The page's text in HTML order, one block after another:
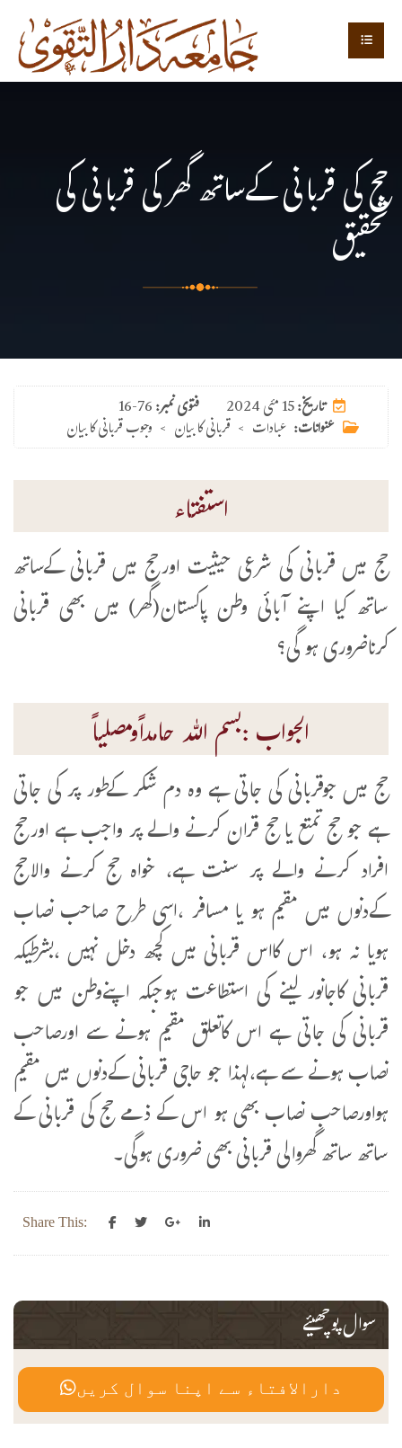
حج کی قربانی کےساتھ گھر کی قربانی کی
تحقیق
فتوی نمبر:16-76 تاریخ:15 مئی 2024
عنوانات: عبادات > قربانی کا بیان > وجوب قربانی کا بیان
استفتاء
حج میں قربانی کی شرعی حیثیت اورحج میں قربانی کےساتھ
ساتھ کیا اپنے آبائی وطن پاکستان(گھر) میں بھی قربانی
کرناضروری ہو گی؟
الجواب :بسم اللہ حامداًومصلیاً
حج میں جوقربانی کی جاتی ہے وہ دم شکر کےطور پر کی جاتی
ہے جو حج تمتع یا حج قران کرنے والے پر واجب ہے اورحج
افراد کرنے والے پر سنت ہے، خواہ حج کرنے والاحج
کےدنوں میں مقیم ہو یا مسافر ،اسی طرح صاحب نصاب
ہویا نہ ہو، اس کااس قربانی میں کچھ دخل نہیں ،بشرطیکہ
قربانی کاجانور لینے کی استطاعت ہوجبکہ اپنےوطن میں جو
قربانی کی جاتی ہے اس کاتعلق مقیم ہونے سے اورصاحب
نصاب ہونے سے ہے،لہذا جو حاجی قربانی کےدنوں میں مقیم
ہواورصاحب نصاب بھی ہو اس کے ذمے حج کی قربانی کے
ساتھ ساتھ گھروالی قربانی بھی ضروری ہوگی۔
Share This:
سوال پوچھیئے
دارالافتاء سے اپنا سوال کریں